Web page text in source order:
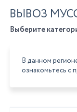
ВЫВОЗ
Выберите
В данном
ознакомьтесь с